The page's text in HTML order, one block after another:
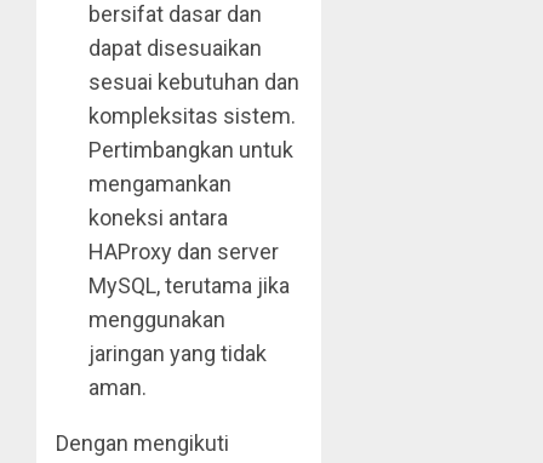
bersifat dasar dan
dapat disesuaikan
sesuai kebutuhan dan
kompleksitas sistem.
Pertimbangkan untuk
mengamankan
koneksi antara
HAProxy dan server
MySQL, terutama jika
menggunakan
jaringan yang tidak
aman.
Dengan mengikuti